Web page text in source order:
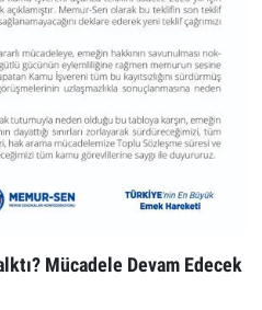
Mücadele Devam Edecek